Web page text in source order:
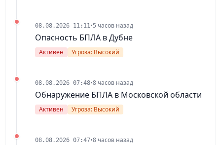
08.08.2026 11:11•5 часов назад
Опасность БПЛА в Дубне
Активен Угроза: Высокий
08.08.2026 07:48•8 часов назад
Обнаружение БПЛА в Московской области
Активен Угроза: Высокий
08.08.2026 07:47•8 часов назад